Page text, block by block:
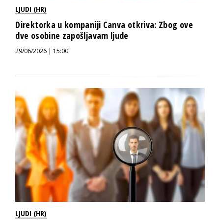
LJUDI (HR)
Direktorka u kompaniji Canva otkriva: Zbog ove
dve osobine zapošljavam ljude
29/06/2026 | 15:00
LJUDI (HR)